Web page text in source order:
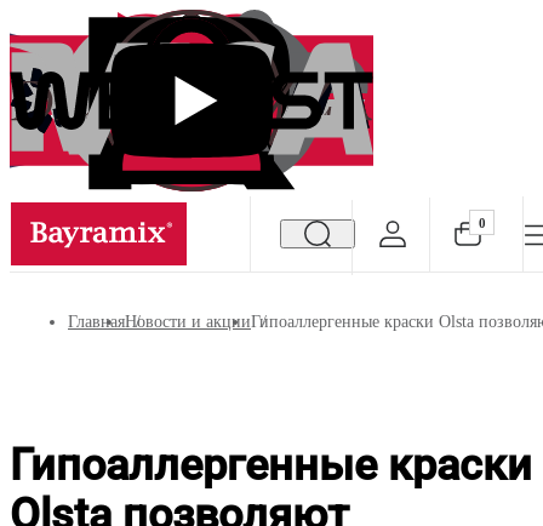
0
Посмотреть все результаты
ГлавнаяНовости и акцииГипоаллергенные краски Olsta
Гипоаллергенные краски
Olsta позволяют